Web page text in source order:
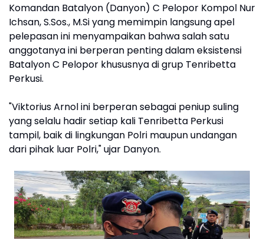
Komandan Batalyon (Danyon) C Pelopor Kompol Nur
Ichsan, S.Sos., M.Si yang memimpin langsung apel
pelepasan ini menyampaikan bahwa salah satu
anggotanya ini berperan penting dalam eksistensi
Batalyon C Pelopor khususnya di grup Tenribetta
Perkusi.
"Viktorius Arnol ini berperan sebagai peniup suling
yang selalu hadir setiap kali Tenribetta Perkusi
tampil, baik di lingkungan Polri maupun undangan
dari pihak luar Polri," ujar Danyon.